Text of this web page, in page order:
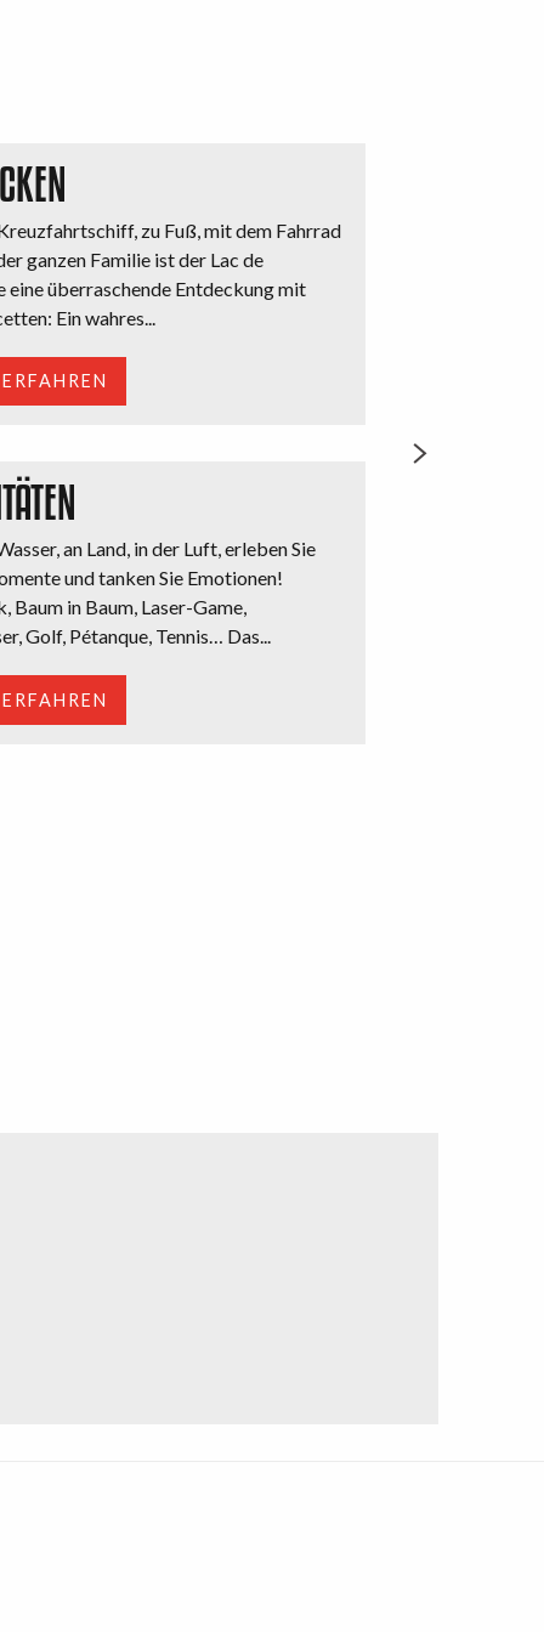
zu Fuß, mit dem Fahrrad
ganzen Familie ist der Lac de
eine überraschende Entdeckung mit
Ein wahres...
an Land, in der Luft, erleben Sie
und tanken Sie Emotionen!
Baum in Baum, Laser-Game,
Golf, Pétanque, Tennis… Das...